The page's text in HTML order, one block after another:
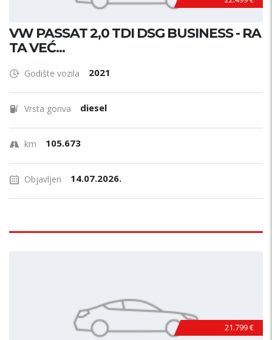
VW PASSAT 2,0 TDI DSG BUSINESS - RA
TA VEĆ...
Godište vozila 2021
Vrsta goriva diesel
km 105.673
Objavljen 14.07.2026.
21.799 €